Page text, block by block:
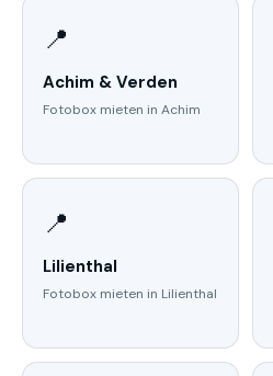
📍
Achim & Verden
Fotobox mieten in Achim
📍
Lilienthal
Fotobox mieten in Lilienthal